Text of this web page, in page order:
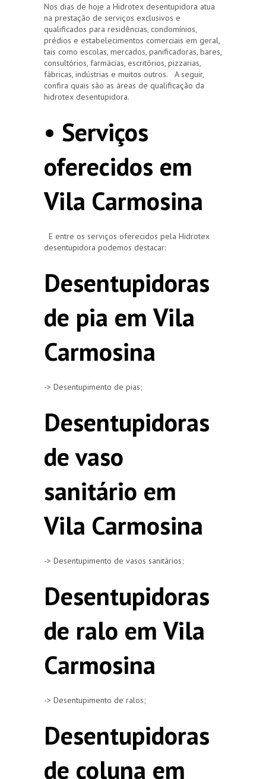
Nos dias de hoje a Hidrotex desentupidora atua
na prestação de serviços exclusivos e
qualificados para residências, condomínios,
prédios e estabelecimentos comerciais em geral,
tais como escolas, mercados, panificadoras, bares,
consultórios, farmácias, escritórios, pizzarias,
fábricas, indústrias e muitos outros. A seguir,
confira quais são as áreas de qualificação da
hidrotex desentupidora.
• Serviços
oferecidos em
Vila Carmosina
E entre os serviços oferecidos pela Hidrotex
desentupidora podemos destacar:
Desentupidoras
de pia em Vila
Carmosina
-> Desentupimento de pias;
Desentupidoras
de vaso
sanitário em
Vila Carmosina
-> Desentupimento de vasos sanitários;
Desentupidoras
de ralo em Vila
Carmosina
-> Desentupimento de ralos;
Desentupidoras
de coluna em